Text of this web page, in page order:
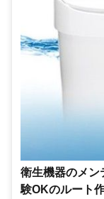
衛生機器のメン
験OKのルート